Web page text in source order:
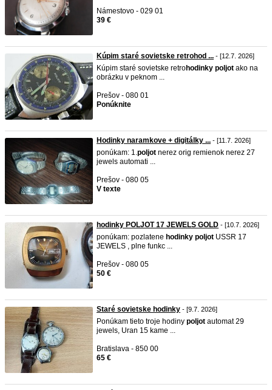
Námestovo - 029 01
39 €
Kúpim staré sovietske retrohod ... - [12.7. 2026]
Kúpim staré sovietske retrohodinky poljot ako na
obrázku v peknom ...
Prešov - 080 01
Ponúknite
Hodinky naramkove + digitálky ... - [11.7. 2026]
ponúkam: 1.poljot nerez orig remienok nerez 27
jewels automati ...
Prešov - 080 05
V texte
hodinky POLJOT 17 JEWELS GOLD - [10.7. 2026]
ponúkam: pozlatene hodinky poljot USSR 17
JEWELS , plne funkc ...
Prešov - 080 05
50 €
Staré sovietske hodinky - [9.7. 2026]
Ponúkam tieto troje hodiny poljot automat 29
jewels, Uran 15 kame ...
Bratislava - 850 00
65 €